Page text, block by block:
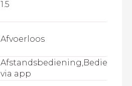
1.5
Afvoerloos
Afstandsbediening,Bediening
via app